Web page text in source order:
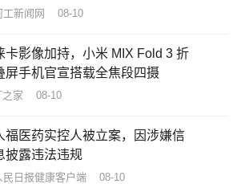
工新闻网 08-10
卡影像加持，小米 MIX Fold 3 折
屏手机官宣搭载全焦段四摄
之家 08-10
福医药实控人被立案，因涉嫌信
披露违法违规
民日报健康客户端 08-10